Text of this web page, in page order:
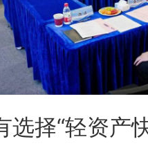
选择“轻资产